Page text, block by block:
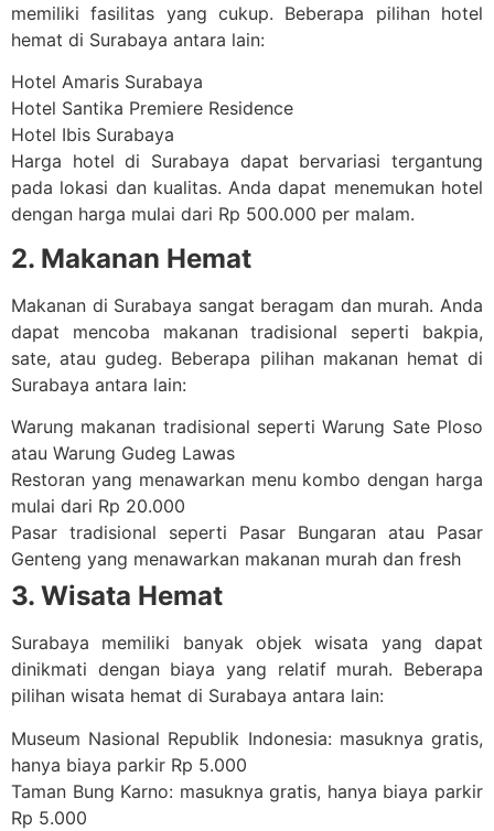
memiliki fasilitas yang cukup. Beberapa pilihan hotel
hemat di Surabaya antara lain:
Hotel Amaris Surabaya
Hotel Santika Premiere Residence
Hotel Ibis Surabaya
Harga hotel di Surabaya dapat bervariasi tergantung
pada lokasi dan kualitas. Anda dapat menemukan hotel
dengan harga mulai dari Rp 500.000 per malam.
2. Makanan Hemat
Makanan di Surabaya sangat beragam dan murah. Anda
dapat mencoba makanan tradisional seperti bakpia,
sate, atau gudeg. Beberapa pilihan makanan hemat di
Surabaya antara lain:
Warung makanan tradisional seperti Warung Sate Ploso
atau Warung Gudeg Lawas
Restoran yang menawarkan menu kombo dengan harga
mulai dari Rp 20.000
Pasar tradisional seperti Pasar Bungaran atau Pasar
Genteng yang menawarkan makanan murah dan fresh
3. Wisata Hemat
Surabaya memiliki banyak objek wisata yang dapat
dinikmati dengan biaya yang relatif murah. Beberapa
pilihan wisata hemat di Surabaya antara lain:
Museum Nasional Republik Indonesia: masuknya gratis,
hanya biaya parkir Rp 5.000
Taman Bung Karno: masuknya gratis, hanya biaya parkir
Rp 5.000